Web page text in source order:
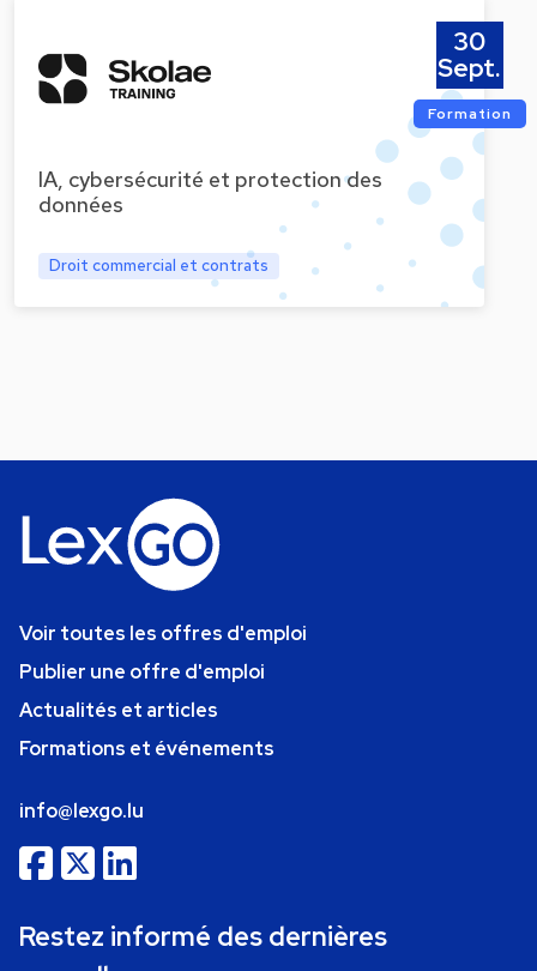
IA, cybersécurité et protection des
données
Droit commercial et contrats
30
Sept.
Formation
Voir toutes les offres d'emploi
Publier une offre d'emploi
Actualités et articles
Formations et événements
info@lexgo.lu
Restez informé des dernières